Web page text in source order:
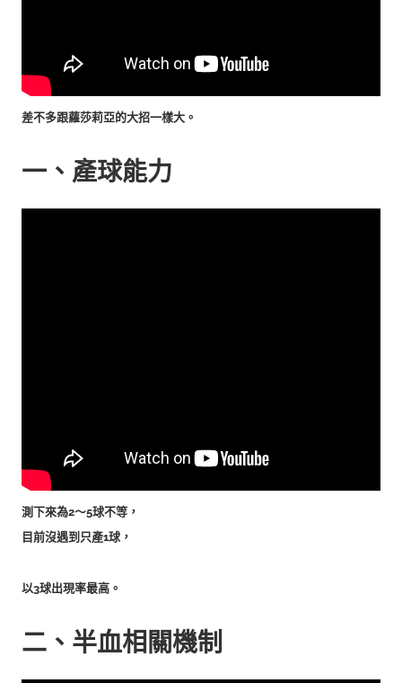
差不多跟蘿莎莉亞的大招一樣大。
一、產球能力
測下來為2～5球不等，
目前沒遇到只產1球，
以3球出現率最高。
二、半血相關機制